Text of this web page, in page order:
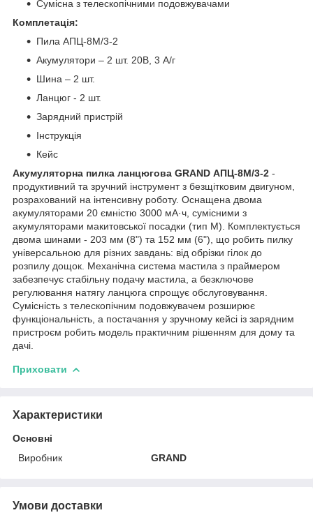
Сумісна з телескопічними подовжувачами
Комплетація:
Пила АПЦ-8М/3-2
Акумулятори – 2 шт. 20В, 3 А/г
Шина – 2 шт.
Ланцюг - 2 шт.
Зарядний пристрій
Інструкція
Кейс
Акумуляторна пилка ланцюгова GRAND АПЦ-8М/3-2 -
продуктивний та зручний інструмент з безщітковим двигуном,
розрахований на інтенсивну роботу. Оснащена двома
акумуляторами 20 ємністю 3000 мА·ч, сумісними з
акумуляторами макитовської посадки (тип М). Комплектується
двома шинами - 203 мм (8") та 152 мм (6"), що робить пилку
універсальною для різних завдань: від обрізки гілок до
розпилу дощок. Механічна система мастила з праймером
забезпечує стабільну подачу мастила, а безключове
регулювання натягу ланцюга спрощує обслуговування.
Сумісність з телескопічним подовжувачем розширює
функціональність, а постачання у зручному кейсі із зарядним
пристроєм робить модель практичним рішенням для дому та
дачі.
Приховати
Характеристики
Основні
Виробник
GRAND
Умови доставки